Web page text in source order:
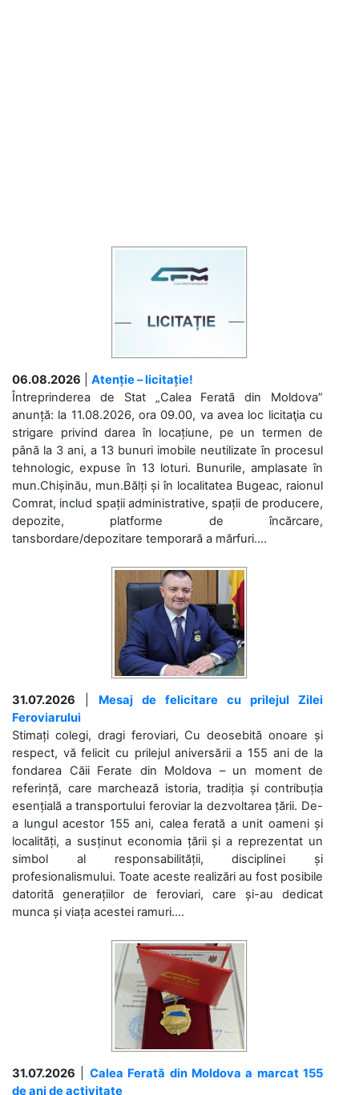
06.08.2026
Atenție – licitație!
Întreprinderea de Stat „Calea Ferată din Moldova”
anunță: la 11.08.2026, ora 09.00, va avea loc licitaţia cu
strigare privind darea în locațiune, pe un termen de
până la 3 ani, a 13 bunuri imobile neutilizate în procesul
tehnologic, expuse în 13 loturi. Bunurile, amplasate în
mun.Chișinău, mun.Bălți și în localitatea Bugeac, raionul
Comrat, includ spații administrative, spații de producere,
depozite, platforme de încărcare,
tansbordare/depozitare temporară a mărfuri....
31.07.2026
Mesaj de felicitare cu prilejul Zilei
Feroviarului
Stimați colegi, dragi feroviari, Cu deosebită onoare și
respect, vă felicit cu prilejul aniversării a 155 ani de la
fondarea Căii Ferate din Moldova – un moment de
referință, care marchează istoria, tradiția și contribuția
esențială a transportului feroviar la dezvoltarea țării. De-
a lungul acestor 155 ani, calea ferată a unit oameni și
localități, a susținut economia țării și a reprezentat un
simbol al responsabilității, disciplinei și
profesionalismului. Toate aceste realizări au fost posibile
datorită generațiilor de feroviari, care și-au dedicat
munca și viața acestei ramuri....
31.07.2026
Calea Ferată din Moldova a marcat 155
de ani de activitate